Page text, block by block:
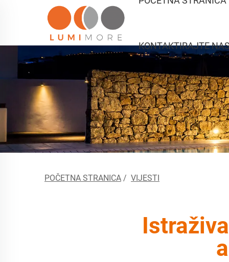
KONTAKTIRAJTE
POČETNA STRANICA / VIJESTI